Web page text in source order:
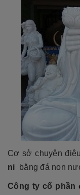
Cơ sở chuyên
ni
bằng đá non
Công ty cổ phần